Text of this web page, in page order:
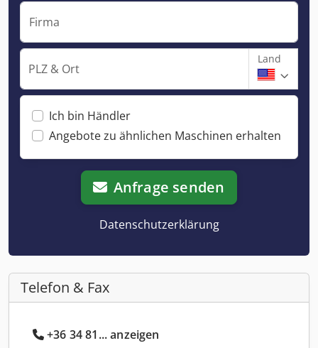
Firma
PLZ & Ort
Land
Ich bin Händler
Angebote zu ähnlichen Maschinen erhalten
Anfrage senden
Datenschutzerklärung
Telefon & Fax
+36 34 81... anzeigen